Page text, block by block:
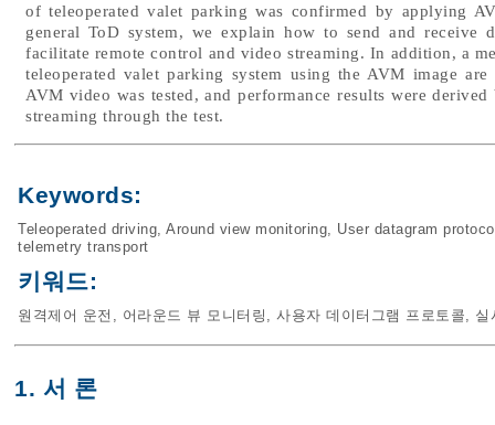
of teleoperated valet parking was confirmed by applying
general ToD system, we explain how to send and receive
facilitate remote control and video streaming. In addition, a
teleoperated valet parking system using the AVM image
AVM video was tested, and performance results were
streaming through the test.
Keywords:
Teleoperated driving, Around view monitoring, User datagram
telemetry transport
키워드:
원격제어 운전 , 어라운드 뷰 모니터링 , 사용자 데이터그램 프로토콜, 실
1. 서 론